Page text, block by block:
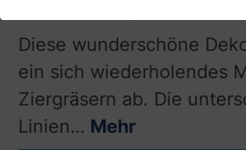
Diese wunderschöne
ein sich wiederholendes
Ziergräsern ab. Die
Linien… Mehr